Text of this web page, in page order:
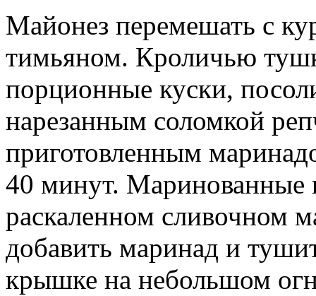
Майонез перемешать с
тимьяном. Кроличью
порционные куски,
нарезанным соломкой
приготовленным
40 минут. Маринованные
раскаленном сливочном
добавить маринад и
крышке на небольшом